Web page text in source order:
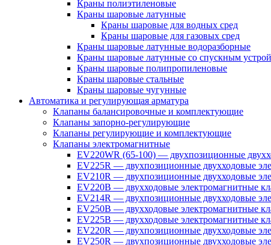
Краны полиэтиленовые
Краны шаровые латунные
Краны шаровые для водных сред
Краны шаровые для газовых сред
Краны шаровые латунные водоразборные
Краны шаровые латунные со спускным
Краны шаровые полипропиленовые
Краны шаровые стальные
Краны шаровые чугунные
Автоматика и регулирующая арматура
Клапаны балансировочные и комплектующие
Клапаны запорно-регулирующие
Клапаны регулирующие и комплектующие
Клапаны электромагнитные
EV220WR (65-100) — двухпозиционные
EV225R — двухпозиционные двухходовые
EV210R — двухпозиционные двухходовые
EV220B — двухходовые электромагнитные
EV214R — двухпозиционные двухходовые
EV250B — двухходовые электромагнитные
EV225B — двухходовые электромагнитные
EV220R — двухпозиционные двухходовые
EV250R — двухпозиционные двухходовые